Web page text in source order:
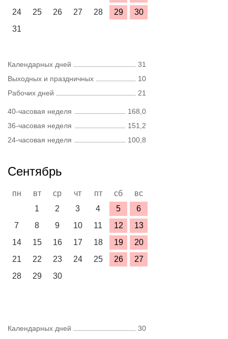
24
25 26 27 28 29
30
31
Календарных дней
31
Выходных и праздничных
10
Рабочих дней
21
40-часовая неделя
168,0
36-часовая неделя
151,2
24-часовая неделя
100,8
Сентябрь
пн вт ср чт пт сб
вс
1
2 3 4 5
6
7
8 9 10 11 12
13
14
15 16 17 18 19
20
21
22 23 24 25 26
27
28
29 30
Календарных дней
30